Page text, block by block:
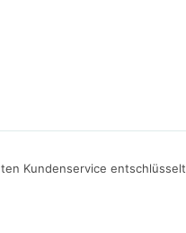
Kundenservice entschlüsselt